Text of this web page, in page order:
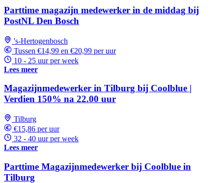
Parttime magazijn medewerker in de middag bij
PostNL Den Bosch
's-Hertogenbosch
Tussen €14,99 en €20,99 per uur
10 - 25 uur per week
Lees meer
Magazijnmedewerker in Tilburg bij Coolblue |
Verdien 150% na 22.00 uur
Tilburg
€15,86 per uur
32 - 40 uur per week
Lees meer
Parttime Magazijnmedewerker bij Coolblue in
Tilburg